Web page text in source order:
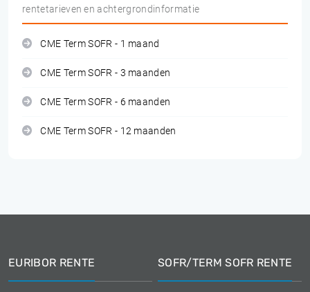
rentetarieven en achtergrondinformatie
CME Term SOFR - 1 maand
CME Term SOFR - 3 maanden
CME Term SOFR - 6 maanden
CME Term SOFR - 12 maanden
EURIBOR RENTE SOFR/TERM SOFR RENTE